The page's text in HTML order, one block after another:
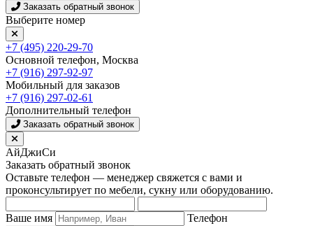
Заказать обратный звонок
Выберите номер
+7 (495) 220-29-70
Основной телефон, Москва
+7 (916) 297-92-97
Мобильный для заказов
+7 (916) 297-02-61
Дополнительный телефон
Заказать обратный звонок
АйДжиСи
Заказать обратный звонок
Оставьте телефон — менеджер свяжется с вами и
проконсультирует по мебели, сукну или оборудованию.
Ваше имя
Телефон